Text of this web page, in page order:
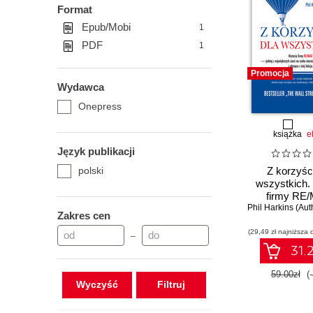
Format
Epub/Mobi
1
PDF 1
Wydawca
Onepress
Język publikacji
polski
Zakres cen
–
Wyczyść
Promocja
książka
Z
wszystkich.
firmy RE/
płynąca z
Phil Harkins
(29,49 zł najniższa
59.00zł